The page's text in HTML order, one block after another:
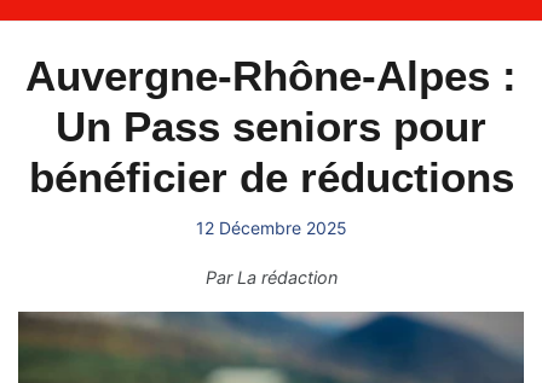
Auvergne-Rhône-Alpes :
Un Pass seniors pour
bénéficier de réductions
12 Décembre 2025
ParLa rédaction